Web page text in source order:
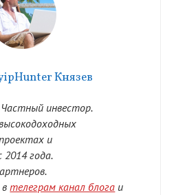
Князев
инвестор.
и
года.
втелеграм канал блога и